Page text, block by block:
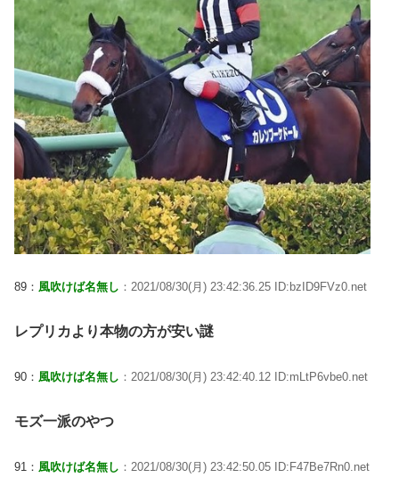
89： 風吹けば名無し ：2021/08/30(月) 23:42:36.25 ID:bzID9FVz0.net
レプリカより本物の方が安い謎
90： 風吹けば名無し ：2021/08/30(月) 23:42:40.12 ID:mLtP6vbe0.net
モズ一派のやつ
91： 風吹けば名無し ：2021/08/30(月) 23:42:50.05 ID:F47Be7Rn0.net